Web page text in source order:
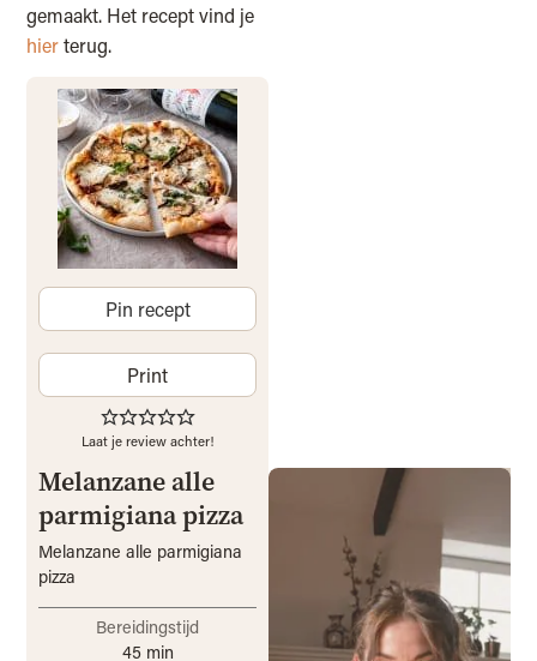
gemaakt. Het recept vind je
hierterug.
Pin recept
Print
Laat je review achter!
Melanzane alle
parmigiana pizza
Melanzane alle parmigiana
pizza
Bereidingstijd
45 min